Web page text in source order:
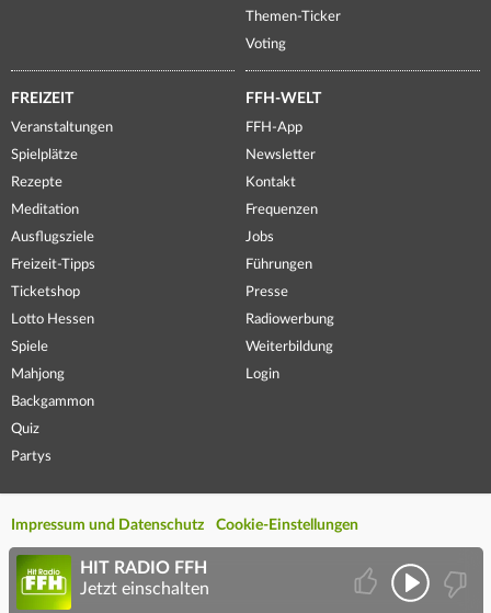
Themen-Ticker
Voting
FREIZEIT
Veranstaltungen
Spielplätze
Rezepte
Meditation
Ausflugsziele
Freizeit-Tipps
Ticketshop
Lotto Hessen
Spiele
Mahjong
Backgammon
Quiz
Partys
FFH-WELT
FFH-App
Newsletter
Kontakt
Frequenzen
Jobs
Führungen
Presse
Radiowerbung
Weiterbildung
Login
Impressum und Datenschutz Cookie-Einstellungen
HIT RADIO FFH
Jetzt einschalten